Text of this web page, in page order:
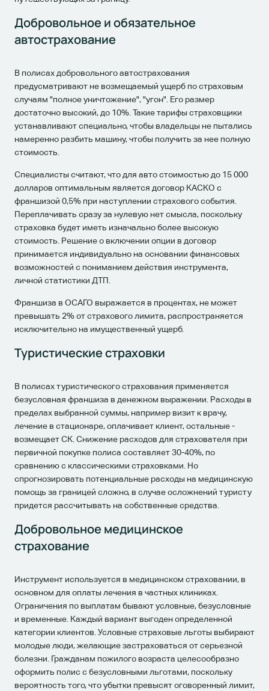
Добровольное и обязательное
автострахование
В полисах добровольного автострахования
предусматривают не возмещаемый ущерб по страховым
случаям "полное уничтожение", "угон". Его размер
достаточно высокий, до 10%. Такие тарифы страховщики
устанавливают специально, чтобы владельцы не пытались
намеренно разбить машину, чтобы получить за нее полную
стоимость.
Специалисты считают, что для авто стоимостью до 15 000
долларов оптимальным является договор КАСКО с
франшизой 0,5% при наступлении страхового события.
Переплачивать сразу за нулевую нет смысла, поскольку
страховка будет иметь изначально более высокую
стоимость. Решение о включении опции в договор
принимается индивидуально на основании финансовых
возможностей с пониманием действия инструмента,
личной статистики ДТП.
Франшиза в ОСАГО выражается в процентах, не может
превышать 2% от страхового лимита, распространяется
исключительно на имущественный ущерб.
Туристические страховки
В полисах туристического страхования применяется
безусловная франшиза в денежном выражении. Расходы в
пределах выбранной суммы, например визит к врачу,
лечение в стационаре, оплачивает клиент, остальные -
возмещает СК. Снижение расходов для страхователя при
первичной покупке полиса составляет 30-40%, по
сравнению с классическими страховками. Но
спрогнозировать потенциальные расходы на медицинскую
помощь за границей сложно, в случае осложнений туристу
придется рассчитывать на собственные средства.
Добровольное медицинское
страхование
Инструмент используется в медицинском страховании, в
основном для оплаты лечения в частных клиниках.
Ограничения по выплатам бывают условные, безусловные
и временные. Каждый вариант выгоден определенной
категории клиентов. Условные страховые льготы выбирают
молодые люди, желающие застраховаться от серьезной
болезни. Гражданам пожилого возраста целесообразно
оформить полис с безусловными льготами, поскольку
вероятность того, что убытки превысят оговоренный лимит,